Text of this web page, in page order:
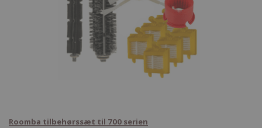
Roomba tilbehørssæt til 700 serien